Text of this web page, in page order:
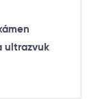
ultrazvuk